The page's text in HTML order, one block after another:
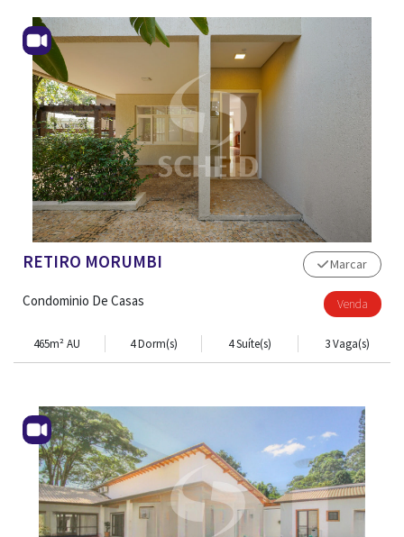
RETIRO MORUMBI
Condominio De Casas
Marcar
Venda
465m² AU 4 Dorm(s) 4 Suíte(s) 3 Vaga(s)